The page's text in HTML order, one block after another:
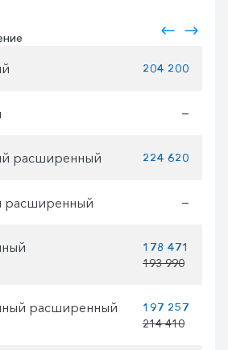
204 200
—
расширенный 224 620
расширенный —
178 471
193 990
расширенный
197 257
214 410